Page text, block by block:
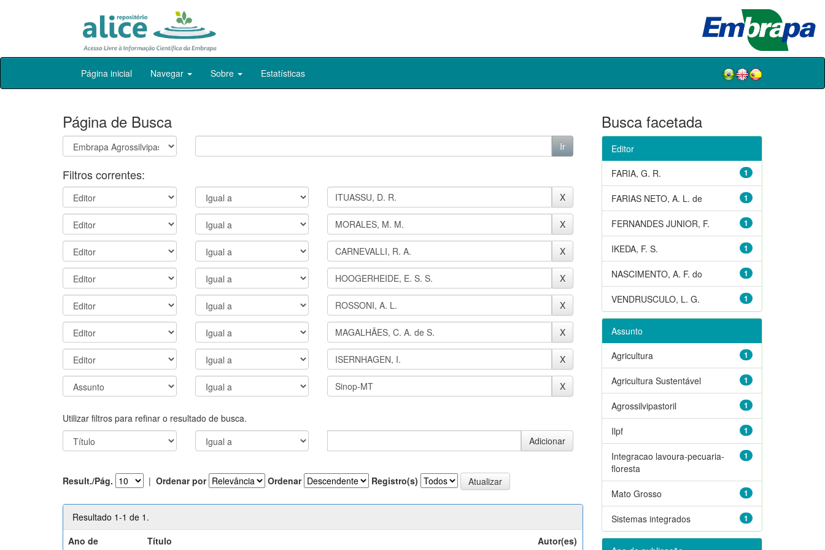
Skip
Página inicial Navegar Sobre Estatísticas
Página de Busca
Filtros correntes:
Utilizar filtros para refinar o resultado de busca.
Result./Pág. | Ordenar por Ordenar Registro(s)
Resultado 1-1 de 1.
Ano de
Título Autor(es)
Busca facetada
Editor
1
FARIA, G. R.
1
FARIAS NETO, A. L. de
1
FERNANDES JUNIOR, F.
1
IKEDA, F. S.
1
NASCIMENTO, A. F. do
1
VENDRUSCULO, L. G.
Assunto
1
Agricultura
1
Agricultura Sustentável
1
Agrossilvipastoril
1
Ilpf
1
Integracao lavoura-pecuaria-
floresta
1
Mato Grosso
1
Sistemas integrados